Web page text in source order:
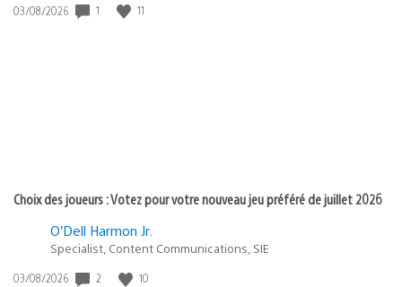
Date
03/08/2026 1 11
Choix des joueurs : Votez pour votre nouveau jeu préféré de juillet 2026
O’Dell Harmon Jr.
Specialist, Content Communications, SIE
Date
03/08/2026 2 10